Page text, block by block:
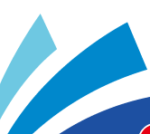
パシフ